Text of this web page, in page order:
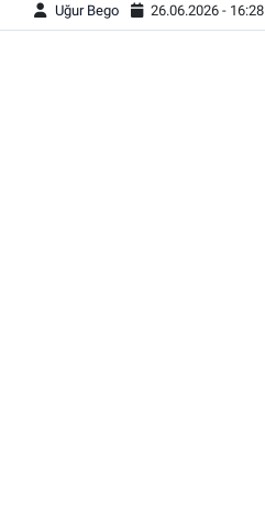
Uğur Bego 26.06.2026 - 16:28